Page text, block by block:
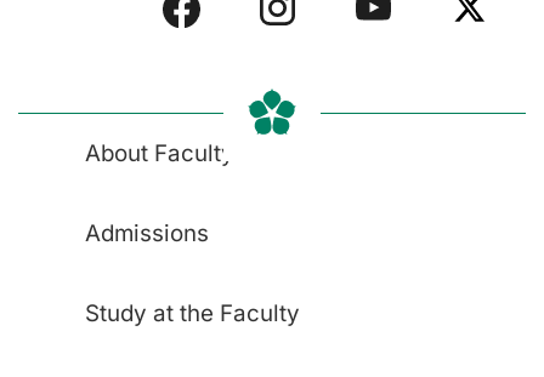
About Faculty
Admissions
Study at the Faculty